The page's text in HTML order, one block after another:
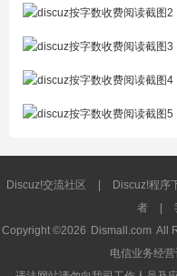
Discuz!交流社区 | Discuz!程序
者
|
Copyright ©2026 Dismall.com All
电信业务经